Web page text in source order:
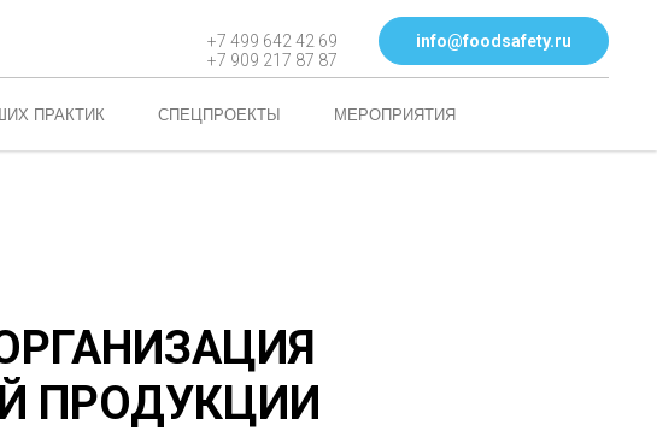
+7 499 642 42 69
+7 909 217 87 87
info@foodsafety.ru
ПРАКТИК СПЕЦПРОЕКТЫ МЕРОПРИЯТИЯ
ПРОДУКЦИИ